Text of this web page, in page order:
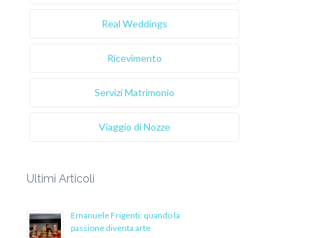
Real Weddings
Ricevimento
Servizi Matrimonio
Viaggio di Nozze
Ultimi Articoli
Emanuele Frigenti: quando la
passione diventa arte